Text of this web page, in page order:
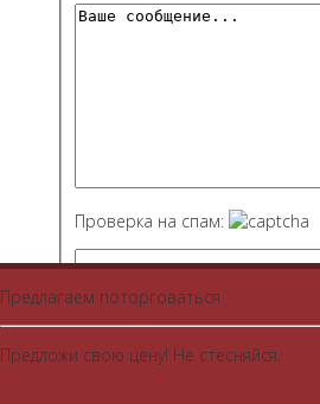
Проверка на спам:
Предлагаем поторговаться
Предложи свою цену! Не стесняйся.